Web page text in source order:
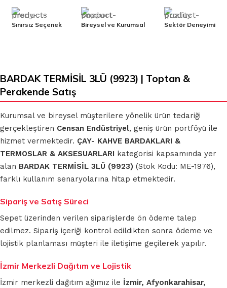
Sınırsız Seçenek Bireysel ve Kurumsal Sektör Deneyimi
BARDAK TERMİSİL 3LÜ (9923) | Toptan &
Perakende Satış
Kurumsal ve bireysel müşterilere yönelik ürün tedariği
gerçekleştiren Censan Endüstriyel, geniş ürün portföyü ile
hizmet vermektedir. ÇAY- KAHVE BARDAKLARI &
TERMOSLAR & AKSESUARLARI kategorisi kapsamında yer
alan BARDAK TERMİSİL 3LÜ (9923) (Stok Kodu: ME-1976),
farklı kullanım senaryolarına hitap etmektedir.
Sipariş ve Satış Süreci
Sepet üzerinden verilen siparişlerde ön ödeme talep
edilmez. Sipariş içeriği kontrol edildikten sonra ödeme ve
lojistik planlaması müşteri ile iletişime geçilerek yapılır.
İzmir Merkezli Dağıtım ve Lojistik
İzmir merkezli dağıtım ağımız ile İzmir, Afyonkarahisar,